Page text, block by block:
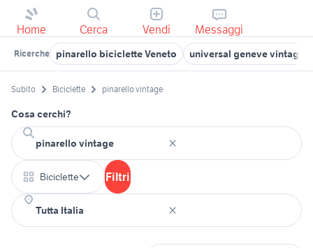
Home Cerca Vendi Messaggi
Ricerche pinarello biciclette Veneto universal geneve vintage
Subito Biciclette pinarello vintage
Cosa cerchi?
Biciclette Filtri